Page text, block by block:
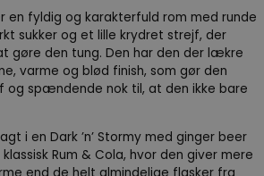
en fyldig og karakterfuld rom med runde
sukker og et lille krydret strejf, der
gøre den tung. Den har den der lækre
varme og blød finish, som gør den
og spændende nok til, at den ikke bare
i en Dark ’n’ Stormy med ginger beer
Rum & Cola, hvor den giver mere